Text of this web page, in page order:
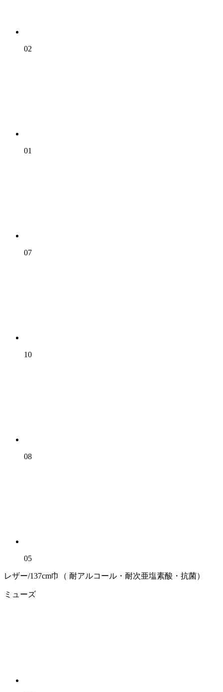
02
01
07
10
08
05
レザー/137cm巾（ 耐アルコール・耐次亜塩素酸・抗菌）
ミューズ